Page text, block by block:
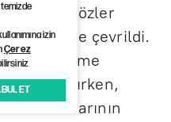
CHP’de gözler
Özel’e çevrildi.
Yürütme
kararı alırken,
kararının
izin
Çerez
ET